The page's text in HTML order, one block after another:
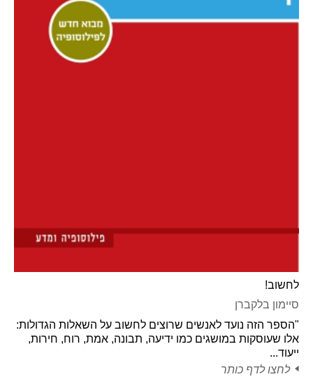
לחשוב!
סיימון בלקברן
"הספר הזה נועד לאנשים שרוצים לחשוב על השאלות הגדולות:
אלו שעוסקות במושגים כמו ידיעה, תבונה, אמת, רוח, חירות,
ייעוד...
לחצו לדף כותר